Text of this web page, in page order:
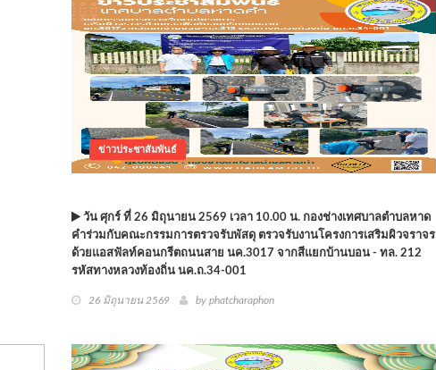
ข่าวประชาสัมพันธ์
วัน ศุกร์ ที่ 26 มิถุนายน 2569 เวลา 10.00 น. กองช่างเทศบาลตำบลหาด
คำร่วมกับคณะกรรมการตรวจรับพัสดุ ตรวจรับงานโครงการเสริมผิวจราจร
ด้วยแอสฟัลท์คอนกรีตถนนสาย นค.3017 จากสีแยกบ้านบอน - ทล. 212
รหัสทางหลวงท้องถิ่น นค.ถ.34-001
26 มิถุนายน 2569 by phatcharaphon